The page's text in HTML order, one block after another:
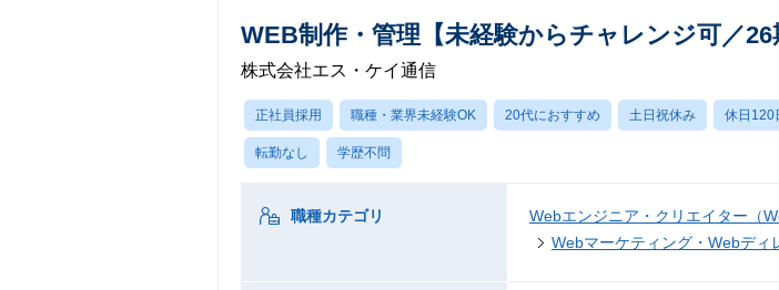
WEB制作・管理【未経験からチャレンジ可／26
株式会社エス・ケイ通信
正社員採用 職種・業界未経験OK 20代におすすめ 土日祝休み 休日120
転勤なし 学歴不問
職種カテゴリ
Webエンジニア・クリエイター（
Webマーケティング・Webディ